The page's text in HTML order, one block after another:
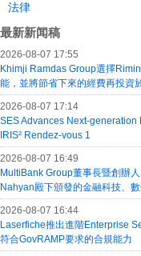
法律
最新新闻稿
2026-08-07 17:55
Khimji Ramdas Group選擇
能，並將節省下來的經費再投資
2026-08-07 17:14
SES Advances Next-
IRIS² Rendez-vous 1
2026-08-07 16:49
MultiBank Group董事長暨創辦
Nahyan殿下頒發的金融科技、
2026-08-07 16:44
Laserfiche推出進階Enterprise
符合GovRAMP要求的合規能力